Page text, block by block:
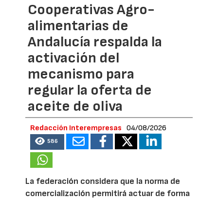
Cooperativas Agro-
alimentarias de
Andalucía respalda la
activación del
mecanismo para
regular la oferta de
aceite de oliva
Redacción Interempresas 04/08/2026
586
La federación considera que la norma de
comercialización permitirá actuar de forma